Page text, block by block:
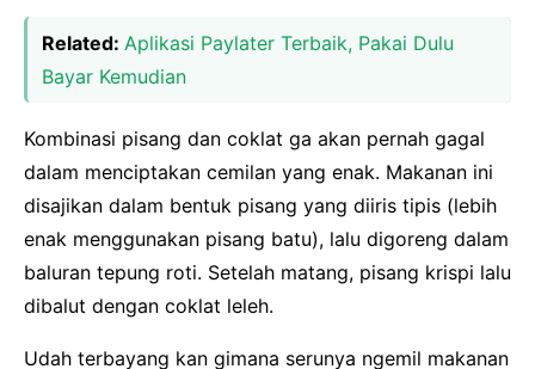
Related: Aplikasi Paylater Terbaik, Pakai Dulu
Bayar Kemudian
Kombinasi pisang dan coklat ga akan pernah gagal
dalam menciptakan cemilan yang enak. Makanan ini
disajikan dalam bentuk pisang yang diiris tipis (lebih
enak menggunakan pisang batu), lalu digoreng dalam
baluran tepung roti. Setelah matang, pisang krispi lalu
dibalut dengan coklat leleh.
Udah terbayang kan gimana serunya ngemil makanan